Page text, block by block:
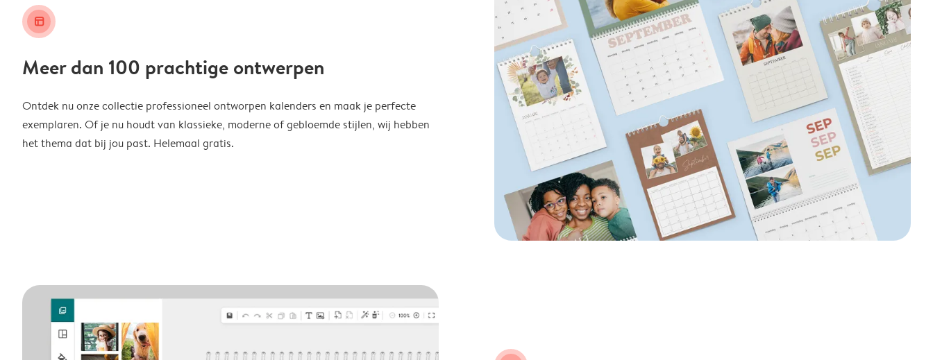
layout_alt
Meer dan 100 prachtige ontwerpen
Ontdek nu onze collectie professioneel ontworpen kalenders en maak je perfecte
exemplaren. Of je nu houdt van klassieke, moderne of gebloemde stijlen, wij hebben
het thema dat bij jou past. Helemaal gratis.